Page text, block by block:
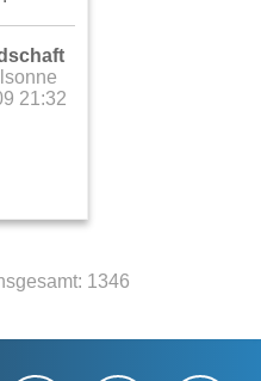
21:32
1346